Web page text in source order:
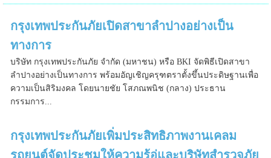
กรุงเทพประกันภัยเปิดสาขาลำปางอย่างเป็น
ทางการ
บริษัท กรุงเทพประกันภัย จำกัด (มหาชน) หรือ BKI จัดพิธีเปิดสาขา
ลำปางอย่างเป็นทางการ พร้อมอัญเชิญครุฑตราตั้งขึ้นประดิษฐานเพื่อ
ความเป็นสิริมงคล โดยนายชัย โสภณพนิช (กลาง) ประธาน
กรรมการ...
กรุงเทพประกันภัยเพิ่มประสิทธิภาพงานเคลม
รถยนต์จัดประชุมให้ความรู้อู่และบริษัทสำรวจภัย